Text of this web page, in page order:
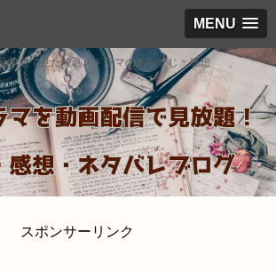
MENU
放題で見た映画・ドラマのあらすじ・感想
スポンサーリンク